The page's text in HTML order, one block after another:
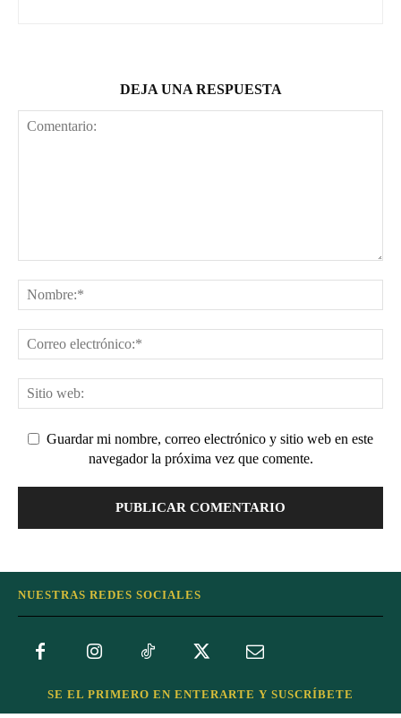
DEJA UNA RESPUESTA
Guardar mi nombre, correo electrónico y sitio web en este
navegador la próxima vez que comente.
NUESTRAS REDES SOCIALES
SE EL PRIMERO EN ENTERARTE Y SUSCRÍBETE